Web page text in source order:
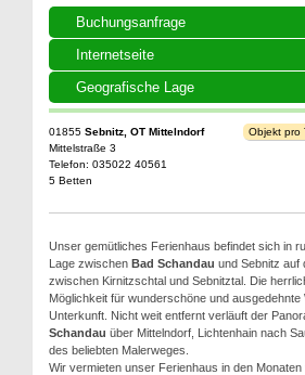
Buchungsanfrage
Internetseite
Geografische Lage
01855 Sebnitz, OT Mittelndorf
Mittelstraße 3
Telefon: 035022 40561
5 Betten
Objekt pro
Unser gemütliches Ferienhaus befindet sich in
Lage zwischen Bad Schandau und Sebnitz auf
zwischen Kirnitzschtal und Sebnitztal. Die
Möglichkeit für wunderschöne und
Unterkunft. Nicht weit entfernt verläuft der
Schandau über Mittelndorf, Lichtenhain nach
des beliebten Malerweges.
Wir vermieten unser Ferienhaus in den Monaten